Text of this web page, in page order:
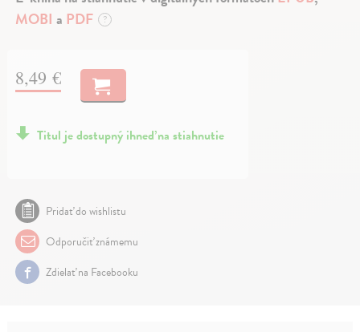
MOBI a PDF ?
8,49 €
Titul je dostupný ihneď na stiahnutie
Pridať do wishlistu
Odporučiť známemu
Zdielať na Facebooku